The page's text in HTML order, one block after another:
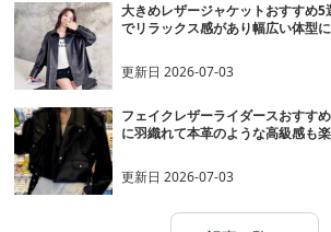
大きめレザージャケットおすすめ5
でリラックス感があり幅広い体型
更新日2026-07-03
フェイクレザーライダースおすす
に羽織れて本革のような高級感も
更新日2026-07-03